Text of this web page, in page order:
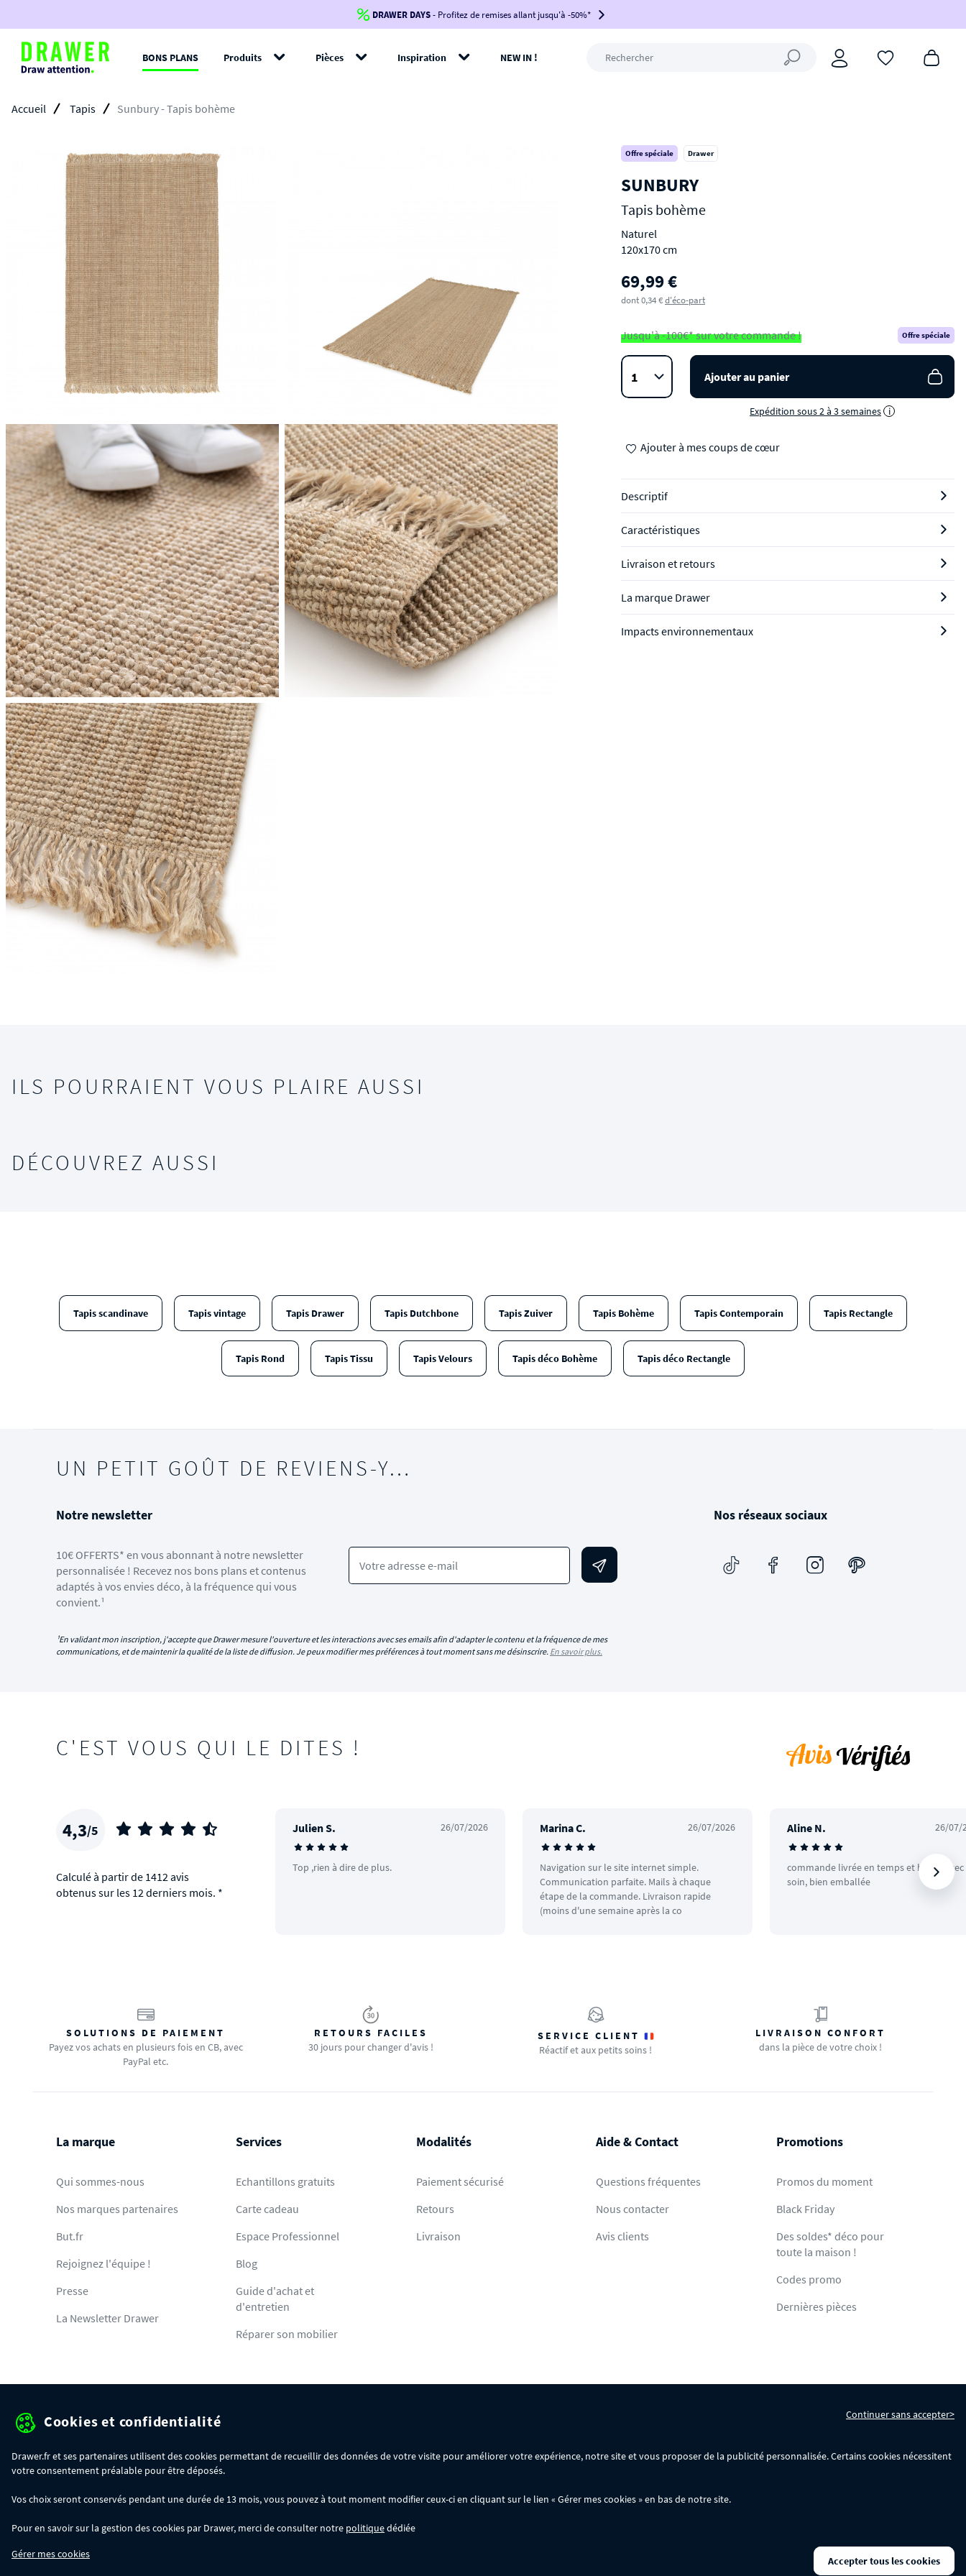
Jusqu'à-100€*sur votre commande !
BIKINI100
-voir conditions en bas de page-
DRAWER DAYS- Profitez de remises allant jusqu'à -50%*
BONS PLANS Produits Pièces Inspiration NEW IN !
Accueil Tapis Sunbury - Tapis bohème
Offre spéciale Drawer
SUNBURY
Tapis bohème
Naturel
120x170 cm
69,99 €
dont 0,34 €d'éco-part
Jusqu'à -100€* sur votre commande ! Offre spéciale
Ajouter au panier
Expédition sous 2 à 3 semaines i
Ajouter à mes coups de cœur
Descriptif
Caractéristiques
Livraison et retours
La marque Drawer
Impacts environnementaux
ILS POURRAIENT VOUS PLAIRE AUSSI
DÉCOUVREZ AUSSI
Tapis scandinave Tapis vintage Tapis Drawer Tapis Dutchbone Tapis Zuiver Tapis Bohème Tapis Contemporain Tapis Rectangle
Tapis Rond Tapis Tissu Tapis Velours Tapis déco Bohème Tapis déco Rectangle
UN PETIT GOÛT DE REVIENS-Y…
Notre newsletter
10€ OFFERTS* en vous abonnant à notre newsletter
personnalisée ! Recevez nos bons plans et contenus
adaptés à vos envies déco, à la fréquence qui vous
convient.¹
Votre adresse e-mail
¹En validant mon inscription, j'accepte que Drawer mesure l'ouverture et les interactions avec ses emails afin d'adapter le contenu et la fréquence de mes
communications, et de maintenir la qualité de la liste de diffusion. Je peux modifier mes préférences à tout moment sans me désinscrire. En savoir plus.
Nos réseaux sociaux
C'EST VOUS QUI LE DITES !
4,3/5
Calculé à partir de 1412 avis
obtenus sur les 12 derniers mois. *
Julien S. 26/07/2026
Top ,rien à dire de plus.
Marina C. 26/07/2026
Navigation sur le site internet simple.
Communication parfaite. Mails à chaque
étape de la commande. Livraison rapide
(moins d'une semaine après la co
Aline N. 26/07/
commande livrée en temps et heure avec
soin, bien emballée
SOLUTIONS DE PAIEMENT
Payez vos achats en plusieurs fois en CB, avec
PayPal etc.
RETOURS FACILES
30 jours pour changer d'avis !
SERVICE CLIENT
Réactif et aux petits soins !
LIVRAISON CONFORT
dans la pièce de votre choix !
La marque
Qui sommes-nous
Nos marques partenaires
But.fr
Rejoignez l'équipe !
Presse
La Newsletter Drawer
Services
Echantillons gratuits
Carte cadeau
Espace Professionnel
Blog
Guide d'achat et
d'entretien
Réparer son mobilier
Modalités
Paiement sécurisé
Retours
Livraison
Aide & Contact
Questions fréquentes
Nous contacter
Avis clients
Promotions
Promos du moment
Black Friday
Des soldes* déco pour
toute la maison !
Codes promo
Dernières pièces
Protection des données personnelles
- 30€ sur votre commande dès 300€ d'achat, avec le code BIKINI30
- 100€ sur votre commande dès 1200€ d'achat, avec le code BIKINI100
du code adéquat.
Cookies et confidentialité Continuer sans accepter>
Drawer.fr et ses partenaires utilisent des cookies permettant de recueillir des données de votre visite pour améliorer votre expérience, notre site et vous proposer de la publicité personnalisée. Certains cookies nécessitent
votre consentement préalable pour être déposés.
Vos choix seront conservés pendant une durée de 13 mois, vous pouvez à tout moment modifier ceux-ci en cliquant sur le lien « Gérer mes cookies » en bas de notre site.
Pour en savoir sur la gestion des cookies par Drawer, merci de consulter notre politiquedédiée
Gérer mes cookies
Accepter tous les cookies